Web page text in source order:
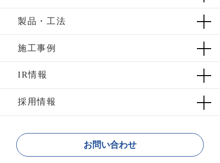
製品・工法
施工事例
IR情報
採用情報
お問い合わせ